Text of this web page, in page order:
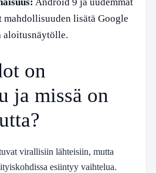
mahdollisuuden lisätä Google
on
ja missä on
virallisiin lähteisiin, mutta
esiintyy vaihtelua.